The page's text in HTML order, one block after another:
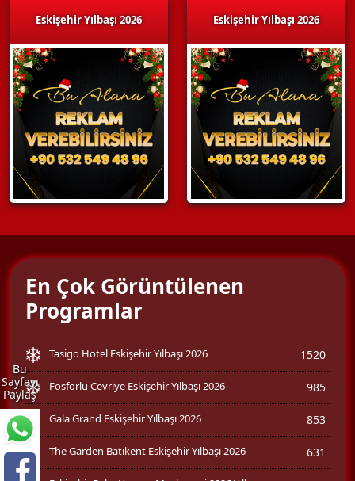
Eskişehir Yılbaşı 2026 Eskişehir Yılbaşı 2026
Bu
Sayfayı
Paylaş
En Çok Görüntülenen
Programlar
Tasigo Hotel Eskişehir Yılbaşı 2026 1520
Fosforlu Cevriye Eskişehir Yılbaşı 2026 985
Gala Grand Eskişehir Yılbaşı 2026 853
The Garden Batıkent Eskişehir Yılbaşı 2026 631